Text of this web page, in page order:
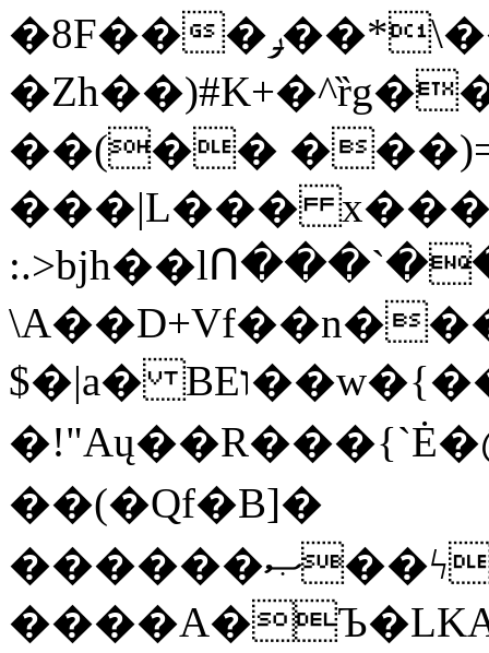
�8F���ݛ��*\��U��S
��(��
���|L���
$�|a� BEו��w�{���;���q�X��d%�������W� hU�(�1�Ū}9�S�F<��i�L3�;�
��(�Qf�B]�
������ޞ��ϟak��r��_39$�8�p���7�2�yIZ�R��x��/